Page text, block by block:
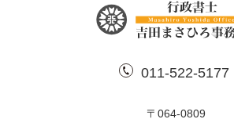
011-522-5177
〒064-0809